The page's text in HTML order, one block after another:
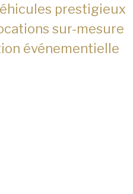
prestigieux
sur-mesure
événementielle